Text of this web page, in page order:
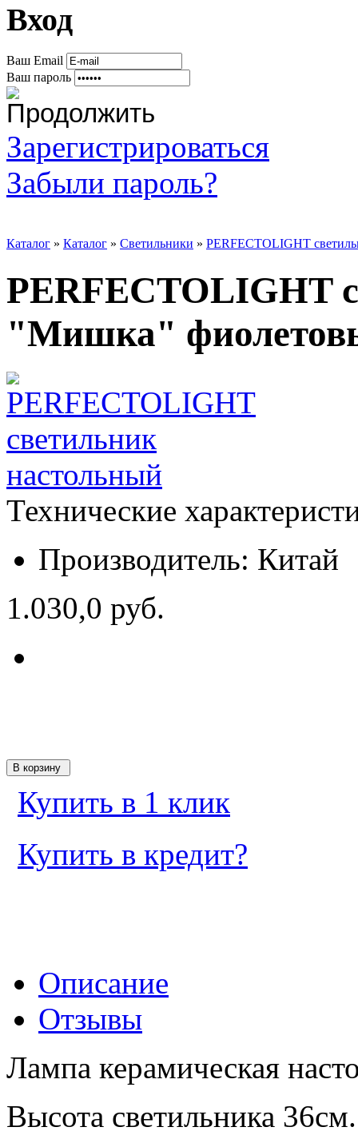
Вход
Ваш Email
Ваш пароль
Зарегистрироваться
Забыли пароль?
Каталог » Каталог » Светильники » PERFECTOLIGHT
PERFECTOLIGHT
"Мишка"
Технические
Производитель: Китай
1.030,0 руб.
Купить в 1 клик
Купить в кредит?
Описание
Отзывы
Лампа керамическая
Высота светильника 36см.